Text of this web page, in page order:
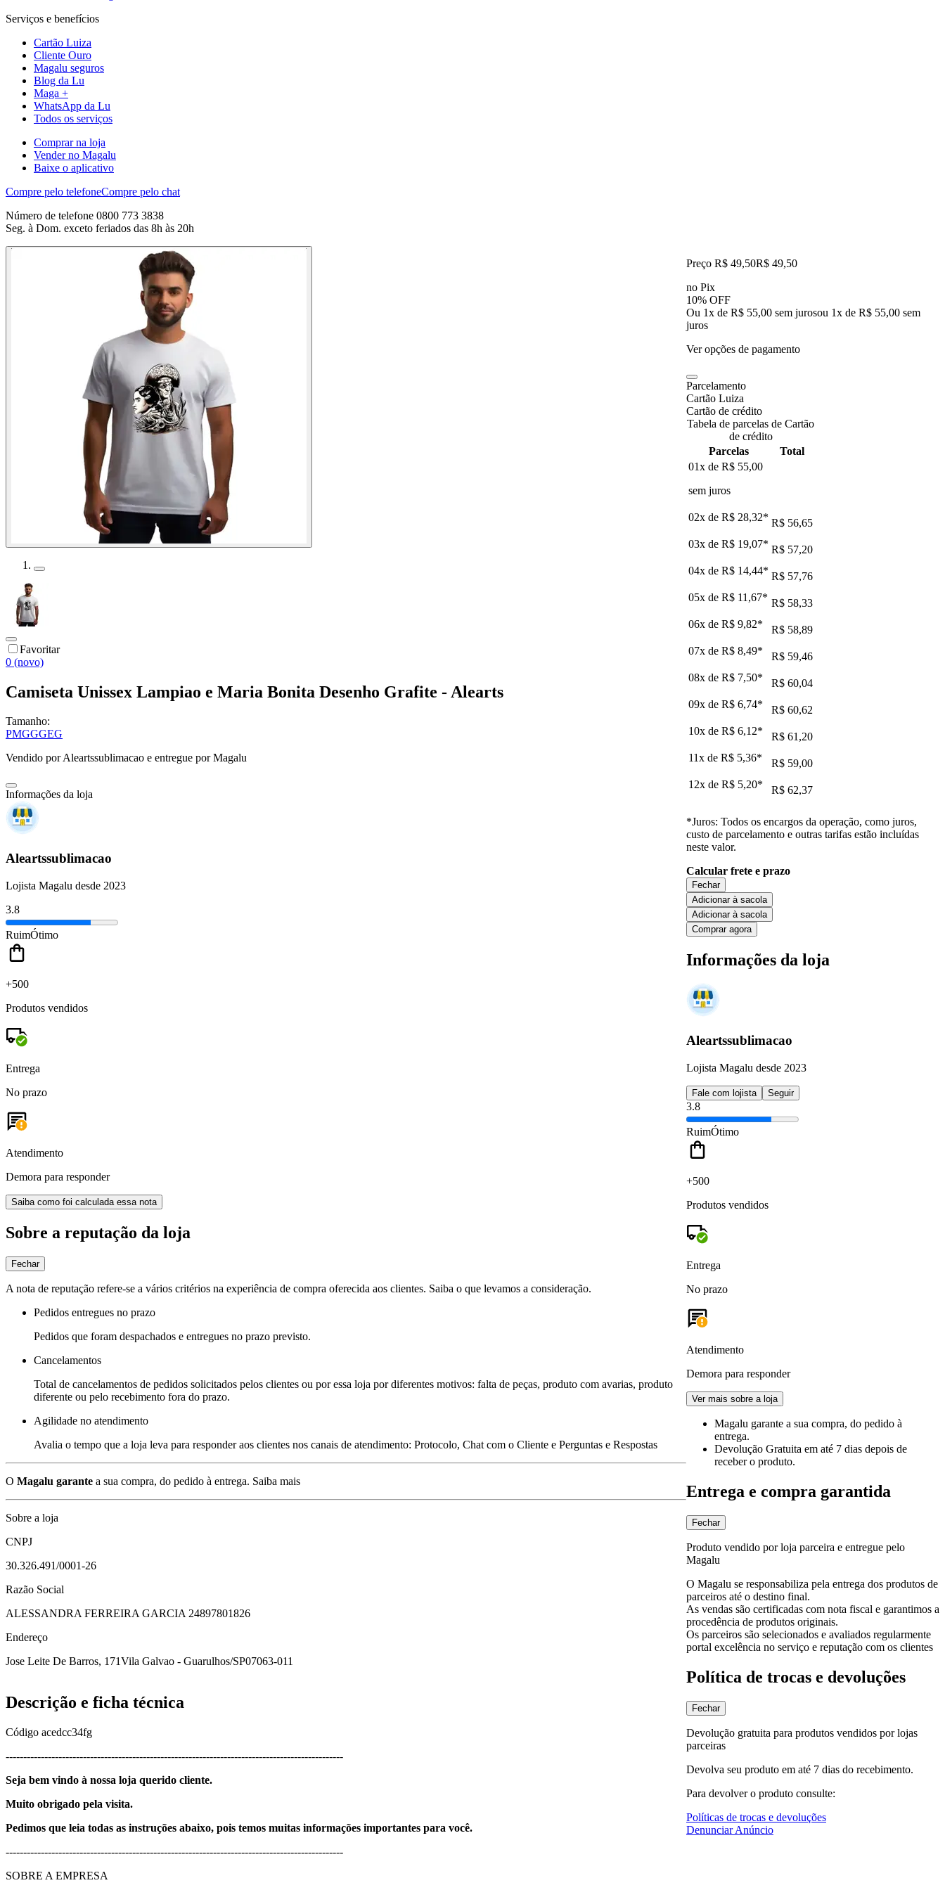
Serviços e benefícios
Cartão Luiza
Cliente Ouro
Magalu seguros
Blog da Lu
Maga +
WhatsApp da Lu
Todos os serviços
Comprar na loja
Vender no Magalu
Baixe o aplicativo
Compre pelo telefoneCompre pelo chat
Número de telefone 0800 773 3838
Seg. à Dom. exceto feriados das 8h às 20h
Favoritar
0 (novo)
Camiseta Unissex Lampiao e Maria Bonita Desenho Grafite - Alearts
Tamanho:
PMGGGEG
Vendido porAleartssublimacao e entregue por Magalu
Informações da loja
Aleartssublimacao
Lojista Magalu desde 2023
3.8
RuimÓtimo
+500
Produtos vendidos
Entrega
No prazo
Atendimento
Demora para responder
Saiba como foi calculada essa nota
Sobre a reputação da loja
Fechar
A nota de reputação refere-se a vários critérios na experiência de compra oferecida aos clientes. Saiba o que levamos a consideração.
Pedidos entregues no prazo
Pedidos que foram despachados e entregues no prazo previsto.
Cancelamentos
Total de cancelamentos de pedidos solicitados pelos clientes ou por essa loja por diferentes motivos: falta de peças, produto com avarias, produto
diferente ou pelo recebimento fora do prazo.
Agilidade no atendimento
Avalia o tempo que a loja leva para responder aos clientes nos canais de atendimento: Protocolo, Chat com o Cliente e Perguntas e Respostas
O Magalu garante a sua compra, do pedido à entrega. Saiba mais
Sobre a loja
CNPJ
30.326.491/0001-26
Razão Social
ALESSANDRA FERREIRA GARCIA 24897801826
Endereço
Jose Leite De Barros, 171Vila Galvao - Guarulhos/SP07063-011
Preço R$ 49,50R$ 49,50
no Pix
10% OFF
Ou 1x de R$ 55,00 sem jurosou 1x de R$ 55,00 sem
juros
Ver opções de pagamento
Parcelamento
Cartão Luiza
Cartão de crédito
Tabela de parcelas de Cartão
de crédito
Parcelas
Total
01x de R$ 55,00
sem juros
02x de R$ 28,32* R$ 56,65
03x de R$ 19,07* R$ 57,20
04x de R$ 14,44* R$ 57,76
05x de R$ 11,67* R$ 58,33
06x de R$ 9,82*
R$ 58,89
07x de R$ 8,49*
R$ 59,46
08x de R$ 7,50*
R$ 60,04
09x de R$ 6,74*
R$ 60,62
10x de R$ 6,12*
R$ 61,20
11x de R$ 5,36*
R$ 59,00
12x de R$ 5,20* R$ 62,37
*Juros: Todos os encargos da operação, como juros,
custo de parcelamento e outras tarifas estão incluídas
neste valor.
Calcular frete e prazo
Fechar
Adicionar à sacola
Adicionar à sacola
Comprar agora
Informações da loja
Aleartssublimacao
Lojista Magalu desde 2023
Fale com lojista Seguir
3.8
RuimÓtimo
+500
Produtos vendidos
Entrega
No prazo
Atendimento
Demora para responder
Ver mais sobre a loja
Magalu garante a sua compra, do pedido à
entrega.
Devolução Gratuita em até 7 dias depois de
receber o produto.
Entrega e compra garantida
Fechar
Produto vendido por loja parceira e entregue pelo
Magalu
O Magalu se responsabiliza pela entrega dos produtos de
parceiros até o destino final.
As vendas são certificadas com nota fiscal e garantimos a
procedência de produtos originais.
Os parceiros são selecionados e avaliados regularmente
portal excelência no serviço e reputação com os clientes
Política de trocas e devoluções
Fechar
Devolução gratuita para produtos vendidos por lojas
parceiras
Devolva seu produto em até 7 dias do recebimento.
Para devolver o produto consulte:
Políticas de trocas e devoluções
Denunciar Anúncio
Descrição e ficha técnica
Código acedcc34fg
------------------------------------------------------------------------------------------------
Seja bem vindo à nossa loja querido cliente.
Muito obrigado pela visita.
Pedimos que leia todas as instruções abaixo, pois temos muitas informações importantes para você.
------------------------------------------------------------------------------------------------
SOBRE A EMPRESA